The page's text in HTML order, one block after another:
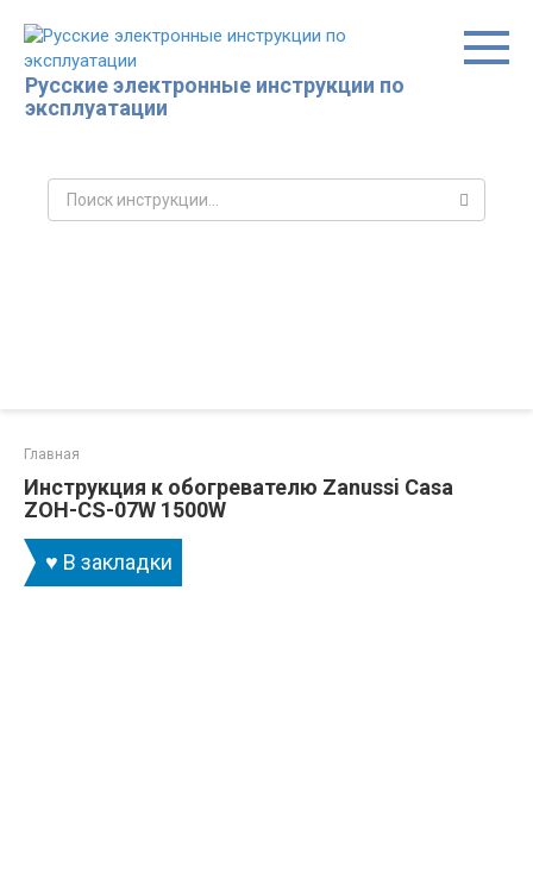
контенту
Русские электронные инструкции по
эксплуатации
Поиск:
Главная
Инструкция к обогревателю Zanussi Casa
ZOH-CS-07W 1500W
♥ В закладки